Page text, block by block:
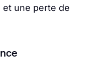
et une perte de